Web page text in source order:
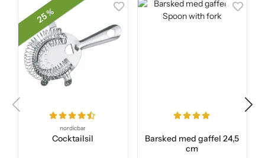
25 %
nordicbar
Cocktailsil
Barsked med gaffel 24,5
cm